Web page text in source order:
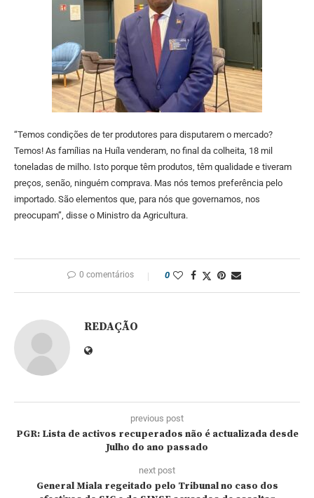
“Temos condições de ter produtores para disputarem o mercado?
Temos! As famílias na Huíla venderam, no final da colheita, 18 mil
toneladas de milho. Isto porque têm produtos, têm qualidade e tiveram
preços, senão, ninguém comprava. Mas nós temos preferência pelo
importado. São elementos que, para nós que governamos, nos
preocupam”, disse o Ministro da Agricultura.
0 comentários 0
REDAÇÃO
previous post
PGR: Lista de activos recuperados não é actualizada desde
Julho do ano passado
next post
General Miala regeitado pelo Tribunal no caso dos